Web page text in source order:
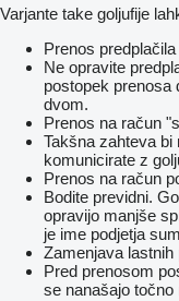
Varjante take goljufije
Prenos
Ne opravite
postopek prenosa
dvom.
Prenos na račun
Takšna zahteva
komunicirate z
Prenos na račun
Bodite previdni.
opravijo manjše
je ime podjetja
Zamenjava
Pred prenosom
se nanašajo točno